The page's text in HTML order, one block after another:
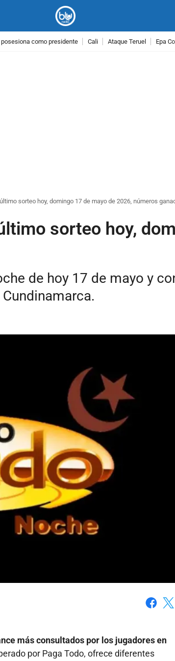
como presidente Cali Ataque Teruel Epa
sorteo hoy, domingo 17 de mayo de 2026, números
sorteo hoy,
de hoy 17 de mayo y
más consultados por los jugadores en
por Paga Todo, ofrece diferentes